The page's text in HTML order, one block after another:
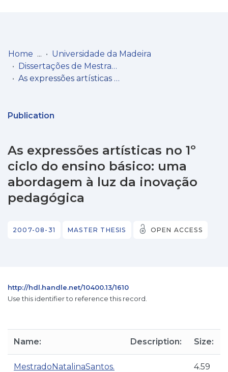
Communities
Statistics
Home
Universidade da Madeira
Dissertações de Mestrado
As expressões artísticas no 1º ciclo do ensino básico: uma abordagem à luz da inovação pedagógica
Publication
As expressões artísticas no 1º
ciclo do ensino básico: uma
abordagem à luz da inovação
pedagógica
2007-08-31 MASTER THESIS OPEN ACCESS
http://hdl.handle.net/10400.13/1610
Use this identifier to reference this record.
Name: Description: Size:
MestradoNatalinaSantos.
4.59